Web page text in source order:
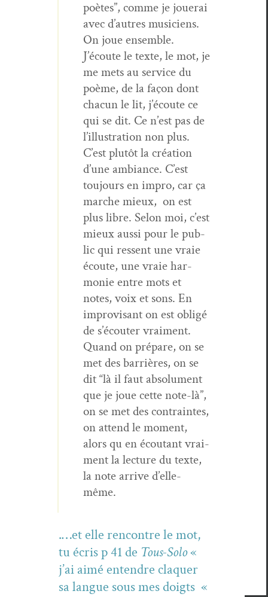
poètes”, comme je jouerai
avec d’autres musi­ciens.
On joue ensem­ble.
J’écoute le texte, le mot, je
me mets au ser­vice du
poème, de la façon dont
cha­cun le lit, j’écoute ce
qui se dit. Ce n’est pas de
l’illustration non plus.
C’est plutôt la créa­tion
d’une ambiance. C’est
tou­jours en impro, car ça
marche mieux, on est
plus libre. Selon moi, c’est
mieux aus­si pour le pub­
lic qui ressent une vraie
écoute, une vraie har­
monie entre mots et
notes, voix et sons. En
impro­visant on est obligé
de s’écouter vrai­ment.
Quand on pré­pare, on se
met des bar­rières, on se
dit “là il faut absol­u­ment
que je joue cette note-là”,
on se met des con­traintes,
on attend le moment,
alors qu en écoutant vrai­
ment la lec­ture du texte,
la note arrive d’elle-
même.
.…et elle ren­con­tre le mot,
tu écris p 41 de Tous-Solo«
j’ai aimé enten­dre cla­quer
sa langue sous mes doigts «